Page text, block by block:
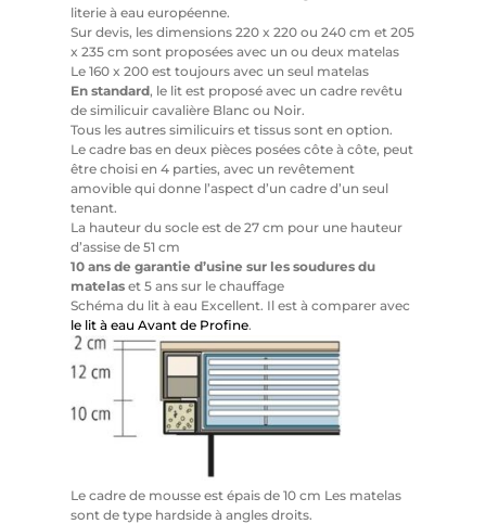
literie à eau européenne.
Sur devis, les dimensions 220 x 220 ou 240 cm et 205
x 235 cm sont proposées avec un ou deux matelas
Le 160 x 200 est toujours avec un seul matelas
En standard, le lit est proposé avec un cadre revêtu
de similicuir cavalière Blanc ou Noir.
Tous les autres similicuirs et tissus sont en option.
Le cadre bas en deux pièces posées côte à côte, peut
être choisi en 4 parties, avec un revêtement
amovible qui donne l’aspect d’un cadre d’un seul
tenant.
La hauteur du socle est de 27 cm pour une hauteur
d’assise de 51 cm
10 ans de garantie d’usine sur les soudures du
matelas et 5 ans sur le chauffage
Schéma du lit à eau Excellent. Il est à comparer avec
le lit à eau Avant de Profine.
Le cadre de mousse est épais de 10 cm Les matelas
sont de type hardside à angles droits.